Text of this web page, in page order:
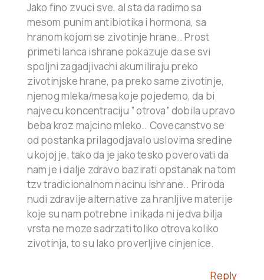
Jako fino zvuci sve, al sta da radimo sa
mesom punim antibiotika i hormona, sa
hranom kojom se zivotinje hrane.. Prost
primeti lanca ishrane pokazuje da se svi
spoljni zagadjivachi akumiliraju preko
zivotinjske hrane, pa preko same zivotinje,
njenog mleka/mesa koje pojedemo, da bi
najvecu koncentraciju ” otrova” dobila upravo
beba kroz majcino mleko.. Covecanstvo se
od postanka prilagodjavalo uslovima sredine
u kojoj je, tako da je jako tesko poverovati da
nam je i dalje zdravo bazirati opstanak na tom
tzv tradicionalnom nacinu ishrane.. Priroda
nudi zdravije alternative za hranljive materije
koje su nam potrebne i nikada ni jedva bilja
vrsta ne moze sadrzati toliko otrova koliko
zivotinja, to su lako proverljive cinjenice.
Reply